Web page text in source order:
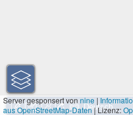
Server gesponsert vonnine|
aus OpenStreetMap-Daten| Lizenz: